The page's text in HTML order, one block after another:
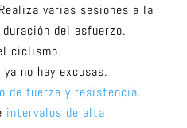
varias sesiones a la
del esfuerzo.
ciclismo.
ya no hay excusas.
de fuerza y resistencia.
intervalos de alta